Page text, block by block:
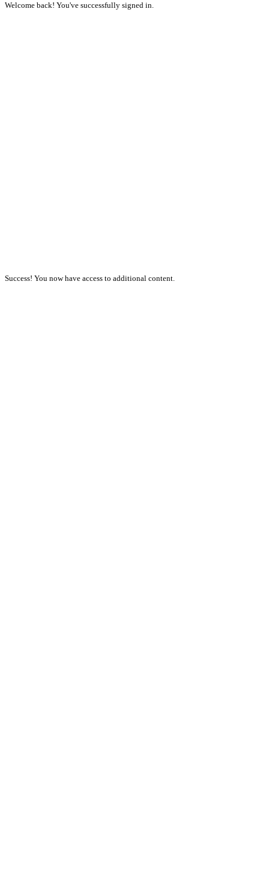
Welcome back! You've successfully signed in.
Success! You now have access to additional content.